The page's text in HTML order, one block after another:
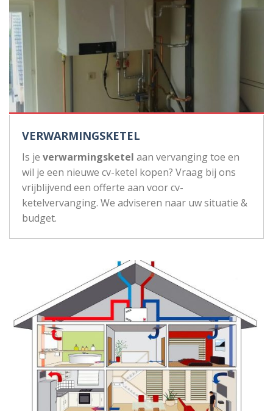
VERWARMINGSKETEL
Is je verwarmingsketel aan vervanging toe en
wil je een nieuwe cv-ketel kopen? Vraag bij ons
vrijblijvend een offerte aan voor cv-
ketelvervanging. We adviseren naar uw situatie &
budget.